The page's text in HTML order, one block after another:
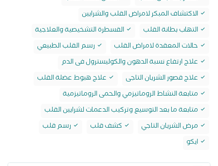
الاكتشاف المبكر لامراض القلب والشرايين
التهاب بطانة القلب
القسطرة التشخيصية والعلاجية
حالات المعقدة لامراض القلب
رسم القلب الطبيعي
علاج ارتفاع نسبة الدهون والكوليسترول فى الدم
علاج قصور الشريان التاجى
علاج هبوط عضلة القلب
متابعة النشاط الروماتيزمي والحمى الروماتيزمية
متابعة ما بعد التوسيع وتركيب الدعمات لشرايين القلب
مرض الشريان التاجي
كشف قلب
رسم قلب
ايكو